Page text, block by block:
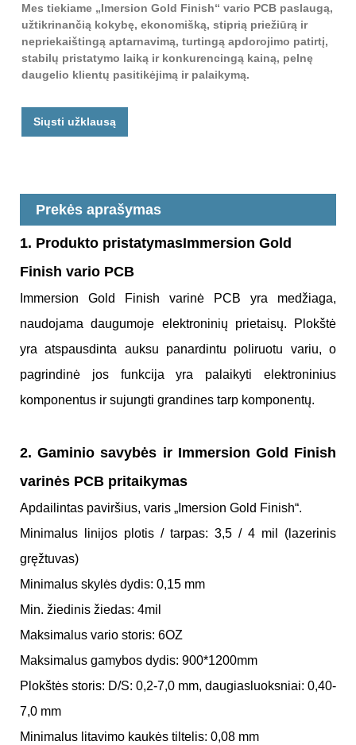
Mes tiekiame „Imersion Gold Finish“ vario PCB paslaugą,
užtikrinančią kokybę, ekonomišką, stiprią priežiūrą ir
nepriekaištingą aptarnavimą, turtingą apdorojimo patirtį,
stabilų pristatymo laiką ir konkurencingą kainą, pelnę
daugelio klientų pasitikėjimą ir palaikymą.
Siųsti užklausą
Prekės aprašymas
1. Produkto pristatymasImmersion Gold
Finish vario PCB
Immersion Gold Finish varinė PCB yra medžiaga,
naudojama daugumoje elektroninių prietaisų. Plokštė
yra atspausdinta auksu panardintu poliruotu variu, o
pagrindinė jos funkcija yra palaikyti elektroninius
komponentus ir sujungti grandines tarp komponentų.
2. Gaminio savybės ir Immersion Gold Finish
varinės PCB pritaikymas
Apdailintas paviršius, varis „Imersion Gold Finish“.
Minimalus linijos plotis / tarpas: 3,5 / 4 mil (lazerinis
gręžtuvas)
Minimalus skylės dydis: 0,15 mm
Min. žiedinis žiedas: 4mil
Maksimalus vario storis: 6OZ
Maksimalus gamybos dydis: 900*1200mm
Plokštės storis: D/S: 0,2-7,0 mm, daugiasluoksniai: 0,40-
7,0 mm
Minimalus litavimo kaukės tiltelis: 0,08 mm